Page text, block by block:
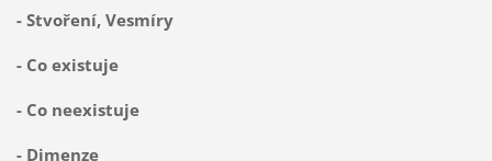
- Stvoření, Vesmíry
- Co existuje
- Co neexistuje
- Dimenze